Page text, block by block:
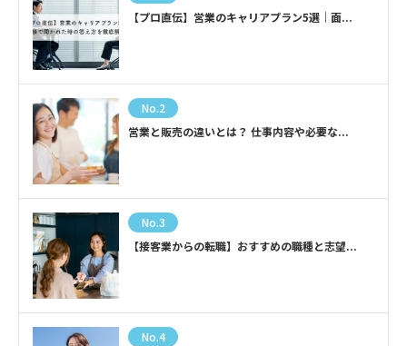
【プロ直伝】営業のキャリアプラン5選｜面...
No.2
営業と販売の違いとは？ 仕事内容や必要な...
No.3
【接客業からの転職】おすすめの職種と志望...
No.4